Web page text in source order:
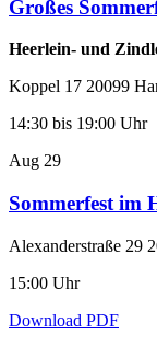
Großes
Heerlein- und
Koppel 17 20099
14:30 bis 19:00 Uhr
Aug 29
Sommerfest im
Alexanderstraße 29
15:00 Uhr
Download PDF